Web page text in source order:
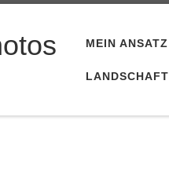
MEIN ANSATZ
LANDSCHAFT